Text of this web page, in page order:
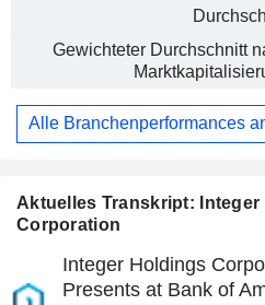
Aktuelles Transkript:
Corporation
Integer Holdings
Presents at Bank of
Gewichteter Durchschnitt
Alle Branchenperformances